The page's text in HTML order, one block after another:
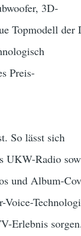
3D-
Topmodell der
Preis-
So lässt sich
UKW-Radio
und Album-
Erlebnis sorgen.